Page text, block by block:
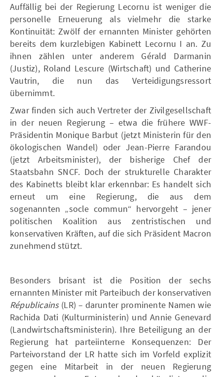
Auffällig bei der Regierung Lecornu ist weniger die
personelle Erneuerung als vielmehr die starke
Kontinuität: Zwölf der ernannten Minister gehörten
bereits dem kurzlebigen Kabinett Lecornu I an. Zu
ihnen zählen unter anderem Gérald Darmanin
(Justiz), Roland Lescure (Wirtschaft) und Catherine
Vautrin, die nun das Verteidigungsressort
übernimmt.
Zwar finden sich auch Vertreter der Zivilgesellschaft
in der neuen Regierung – etwa die frühere WWF-
Präsidentin Monique Barbut (jetzt Ministerin für den
ökologischen Wandel) oder Jean-Pierre Farandou
(jetzt Arbeitsminister), der bisherige Chef der
Staatsbahn SNCF. Doch der strukturelle Charakter
des Kabinetts bleibt klar erkennbar: Es handelt sich
erneut um eine Regierung, die aus dem
sogenannten „socle commun“ hervorgeht – jener
politischen Koalition aus zentristischen und
konservativen Kräften, auf die sich Präsident Macron
zunehmend stützt.
Besonders brisant ist die Position der sechs
ernannten Minister mit Parteibuch der konservativen
Républicains(LR) – darunter prominente Namen wie
Rachida Dati (Kulturministerin) und Annie Genevard
(Landwirtschaftsministerin). Ihre Beteiligung an der
Regierung hat parteiinterne Konsequenzen: Der
Parteivorstand der LR hatte sich im Vorfeld explizit
gegen eine Mitarbeit in der neuen Regierung